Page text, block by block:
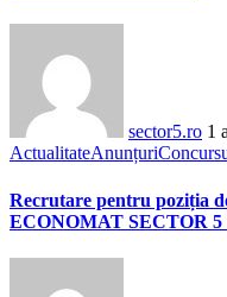
sector5.ro 1
ActualitateAnunțuri
Recrutare pentru poziția
ECONOMAT SECTOR 5